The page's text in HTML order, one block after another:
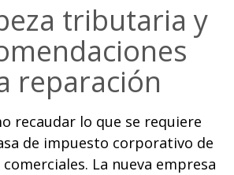
tributaria y
reparación
recaudar lo que se requiere
de impuesto corporativo de
La nueva empresa